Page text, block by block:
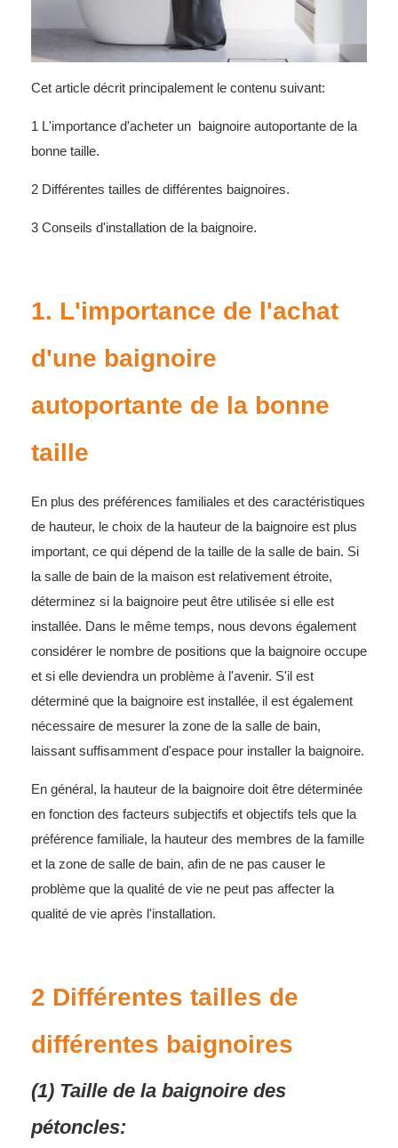
Cet article décrit principalement le contenu suivant:
1 L'importance d'acheter un baignoire autoportante de la
bonne taille.
2 Différentes tailles de différentes baignoires.
3 Conseils d'installation de la baignoire.
1. L'importance de l'achat
d'une baignoire
autoportante de la bonne
taille
En plus des préférences familiales et des caractéristiques
de hauteur, le choix de la hauteur de la baignoire est plus
important, ce qui dépend de la taille de la salle de bain. Si
la salle de bain de la maison est relativement étroite,
déterminez si la baignoire peut être utilisée si elle est
installée. Dans le même temps, nous devons également
considérer le nombre de positions que la baignoire occupe
et si elle deviendra un problème à l'avenir. S'il est
déterminé que la baignoire est installée, il est également
nécessaire de mesurer la zone de la salle de bain,
laissant suffisamment d'espace pour installer la baignoire.
En général, la hauteur de la baignoire doit être déterminée
en fonction des facteurs subjectifs et objectifs tels que la
préférence familiale, la hauteur des membres de la famille
et la zone de salle de bain, afin de ne pas causer le
problème que la qualité de vie ne peut pas affecter la
qualité de vie après l'installation.
2 Différentes tailles de
différentes baignoires
(1) Taille de la baignoire des
pétoncles: